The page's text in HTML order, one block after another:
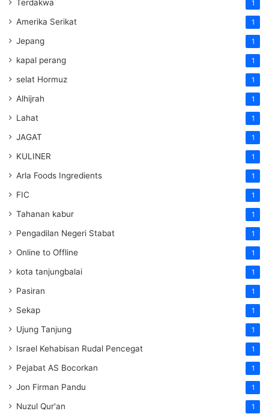
Terdakwa 1
Amerika Serikat 1
Jepang 1
kapal perang 1
selat Hormuz 1
Alhijrah 1
Lahat 1
JAGAT 1
KULINER 1
Arla Foods Ingredients 1
FIC 1
Tahanan kabur 1
Pengadilan Negeri Stabat 1
Online to Offline 1
kota tanjungbalai 1
Pasiran 1
Sekap 1
Ujung Tanjung 1
Israel Kehabisan Rudal Pencegat 1
Pejabat AS Bocorkan 1
Jon Firman Pandu 1
Nuzul Qur'an 1